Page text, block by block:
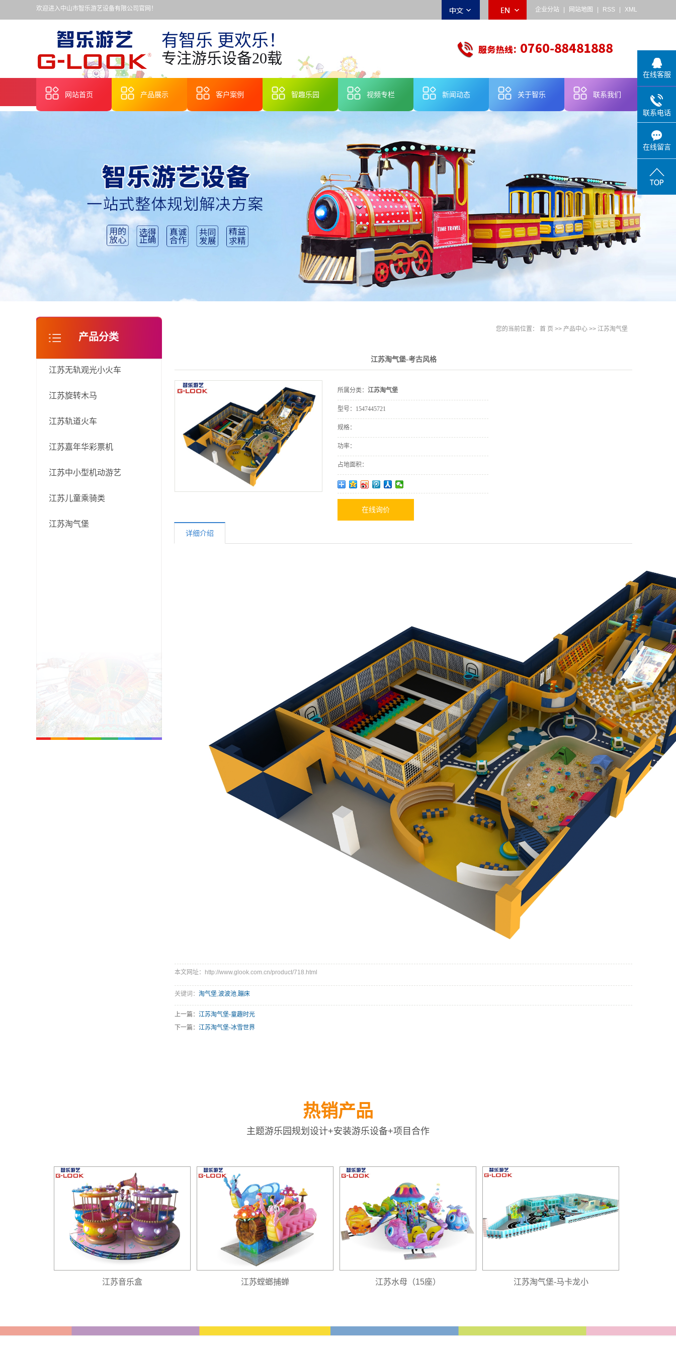
欢迎进入中山市智乐游艺设备有限公司官网！ 企业分站 | 网站地图 | RSS | XML
有智乐 更欢乐！
专注游乐设备20载
网站首页 产品展示
江苏嘉年华彩票机
江苏儿童乘骑类
江苏淘气堡
客户案例 智趣乐园 视频专栏 新闻动态
智乐动态
技术知识
关于智乐 联系我们
产品分类
江苏无轨观光小火车
江苏旋转木马
江苏轨道火车
江苏嘉年华彩票机
江苏中小型机动游艺
江苏儿童乘骑类
江苏淘气堡
您的当前位置： 首 页 >> 产品中心 >> 江苏淘气堡
江苏淘气堡-考古风格
所属分类： 江苏淘气堡
型号： 1547445721
规格：
功率：
占地面积：
在线询价
详细介绍
本文网址：http://www.glook.com.cn/product/718.html
关键词： 淘气堡,波波池,蹦床
上一篇： 江苏淘气堡-童趣时光
下一篇： 江苏淘气堡-冰雪世界
热销产品
主题游乐园规划设计+安装游乐设备+项目合作
江苏音乐盒 江苏螳螂捕蝉 江苏水母（15座） 江苏淘气堡-马卡龙小
在线客服
联系电话
在线留言